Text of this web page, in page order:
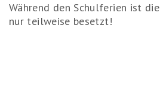
Während den Schulferien ist
nur teilweise besetzt!